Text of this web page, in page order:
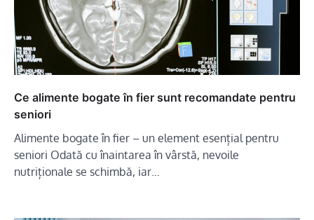
Ce alimente bogate în fier sunt recomandate pentru
seniori
Alimente bogate în fier – un element esențial pentru
seniori Odată cu înaintarea în vârstă, nevoile
nutriționale se schimbă, iar…